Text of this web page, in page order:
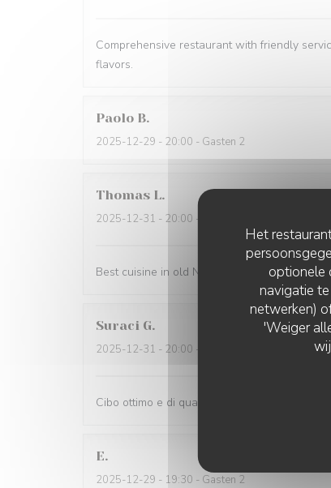
Het
optionele
navigatie
netwerken)
'Weiger
Comprehensive restaurant with friendly
flavors.
Paolo B
2025-12-29 - 20:00 - Gasten 2
Thomas L
2025-12-31 - 20:00 - Gasten 2
Best cuisine in old Nice.
Suraci G
2025-12-31 - 20:00 - Gasten 2
Cibo ottimo e di qualità, servizio
E
2025-12-29 - 19:30 - Gasten 2